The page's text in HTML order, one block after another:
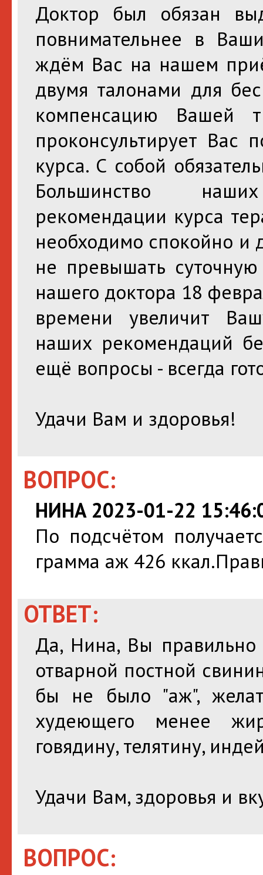
Доктор был обязан
повнимательнее в
ждём Вас на нашем
двумя талонами для
компенсацию Вашей
проконсультирует Вас
курса. С собой
Большинство
рекомендации курса
необходимо спокойно и
не превышать
нашего доктора 18
времени увеличит
наших рекомендаций
ещё вопросы - всегда
Удачи Вам и здоровья!
ВОПРОС:
НИНА 2023-01-22
По подсчётом
грамма аж 426
ОТВЕТ:
Да, Нина, Вы правильно
отварной постной
бы не было "аж",
худеющего менее
говядину, телятину,
Удачи Вам, здоровья и
ВОПРОС: